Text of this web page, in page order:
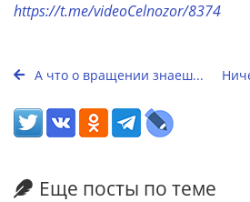
https://t.me/videoCelnozor/8374
А что о вращении знаеш...
Еще посты по теме